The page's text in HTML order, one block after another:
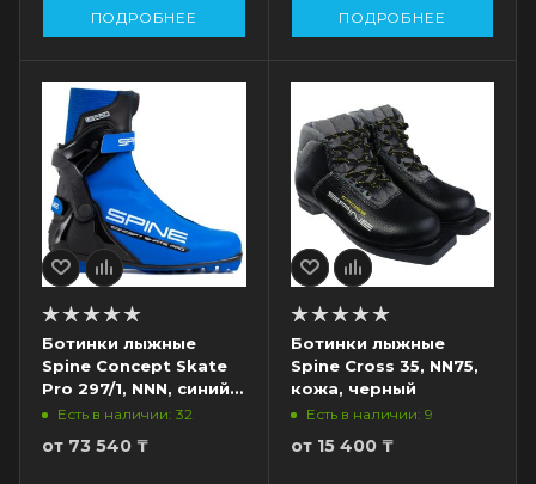
ПОДРОБНЕЕ ПОДРОБНЕЕ
Ботинки лыжные
Spine Concept Skate
Pro 297/1, NNN, синий/
черный
Есть в наличии: 32
от 73 540 ₸
Ботинки лыжные
Spine Cross 35, NN75,
кожа, черный
Есть в наличии: 9
от 15 400 ₸